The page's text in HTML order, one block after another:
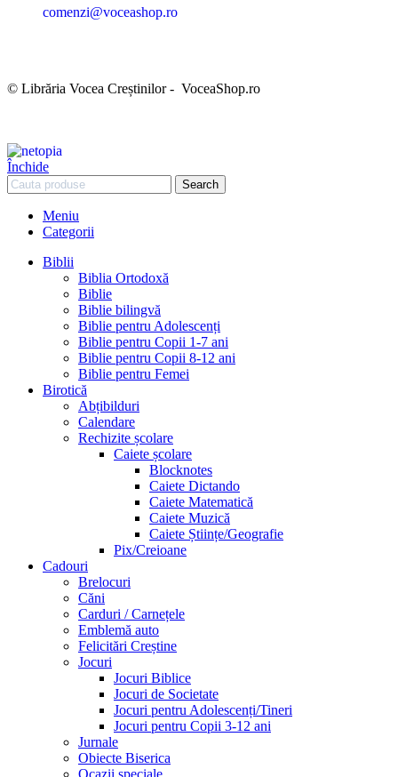
comenzi@voceashop.ro
© Librăria Vocea Creștinilor - VoceaShop.ro
Închide
Search
Meniu
Categorii
Biblii
Biblia Ortodoxă
Biblie
Biblie bilingvă
Biblie pentru Adolescenți
Biblie pentru Copii 1-7 ani
Biblie pentru Copii 8-12 ani
Biblie pentru Femei
Birotică
Abțibilduri
Calendare
Rechizite școlare
Caiete școlare
Blocknotes
Caiete Dictando
Caiete Matematică
Caiete Muzică
Caiete Științe/Geografie
Pix/Creioane
Cadouri
Brelocuri
Căni
Carduri / Carnețele
Emblemă auto
Felicitări Creștine
Jocuri
Jocuri Biblice
Jocuri de Societate
Jocuri pentru Adolescenți/Tineri
Jocuri pentru Copii 3-12 ani
Jurnale
Obiecte Biserica